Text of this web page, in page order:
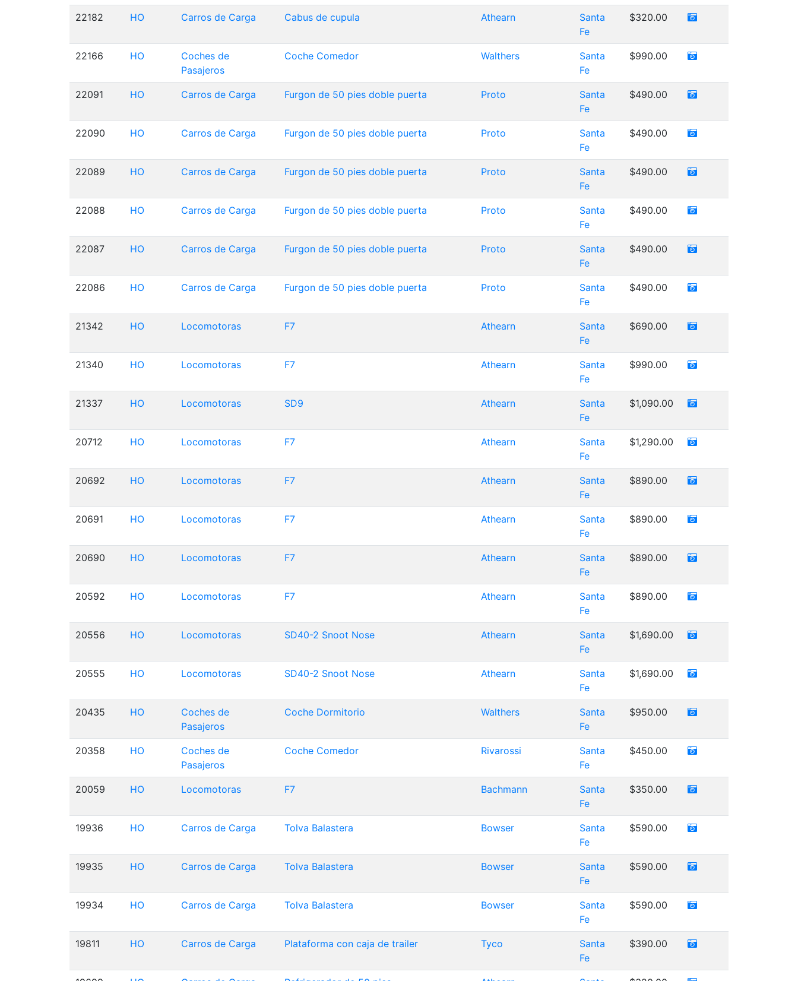
22182 HO Carros de Carga Cabus de cupula Athearn
Santa
Fe
$320.00
22166 HO
Coches de
Pasajeros
Coche Comedor Walthers
Santa
Fe
$990.00
22091 HO Carros de Carga Furgon de 50 pies doble puerta Proto
Santa
Fe
$490.00
22090 HO Carros de Carga Furgon de 50 pies doble puerta Proto
Santa
Fe
$490.00
22089 HO Carros de Carga Furgon de 50 pies doble puerta Proto
Santa
Fe
$490.00
22088 HO Carros de Carga Furgon de 50 pies doble puerta Proto
Santa
Fe
$490.00
22087 HO Carros de Carga Furgon de 50 pies doble puerta Proto
Santa
Fe
$490.00
22086 HO Carros de Carga Furgon de 50 pies doble puerta Proto
Santa
Fe
$490.00
21342 HO Locomotoras F7 Athearn
Santa
Fe
$690.00
21340 HO Locomotoras F7 Athearn
Santa
Fe
$990.00
21337 HO Locomotoras SD9 Athearn
Santa
Fe
$1,090.00
20712 HO Locomotoras F7 Athearn
Santa
Fe
$1,290.00
20692 HO Locomotoras F7 Athearn
Santa
Fe
$890.00
20691 HO Locomotoras F7 Athearn
Santa
Fe
$890.00
20690 HO Locomotoras F7 Athearn
Santa
Fe
$890.00
20592 HO Locomotoras F7 Athearn
Santa
Fe
$890.00
20556 HO Locomotoras SD40-2 Snoot Nose Athearn
Santa
Fe
$1,690.00
20555 HO Locomotoras SD40-2 Snoot Nose Athearn
Santa
Fe
$1,690.00
20435 HO
Coches de
Pasajeros
Coche Dormitorio Walthers
Santa
Fe
$950.00
20358 HO
Coches de
Pasajeros
Coche Comedor Rivarossi
Santa
Fe
$450.00
20059 HO Locomotoras F7 Bachmann
Santa
Fe
$350.00
19936 HO Carros de Carga Tolva Balastera Bowser
Santa
Fe
$590.00
19935 HO Carros de Carga Tolva Balastera Bowser
Santa
Fe
$590.00
19934 HO Carros de Carga Tolva Balastera Bowser
Santa
Fe
$590.00
19811 HO Carros de Carga Plataforma con caja de trailer Tyco
Santa
Fe
$390.00